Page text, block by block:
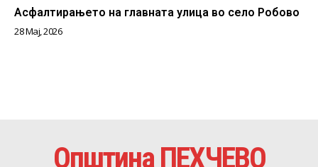
Асфалтирањето на главната улица во село Робово
28 Мај, 2026
Општина ПЕХЧЕВО